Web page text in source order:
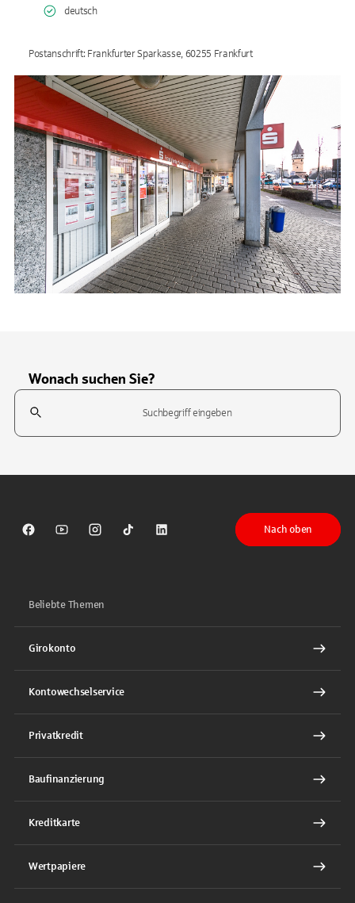
deutsch
Postanschrift: Frankfurter Sparkasse, 60255 Frankfurt
Wonach suchen Sie?
Suchfeld
Sparkasse auf Facebook
Sparkasse auf Youtube
Sparkasse auf Instagram
Sparkasse auf TikTok
Sparkasse auf LinkedIn
Nach oben
Beliebte Themen
Girokonto
Kontowechselservice
Privatkredit
Baufinanzierung
Kreditkarte
Wertpapiere